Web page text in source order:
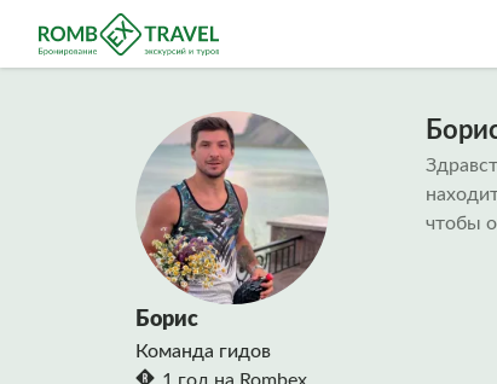
Борис
Команда гидов
чтобы